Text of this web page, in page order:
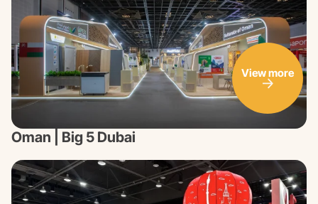
Oman | Big 5 Dubai
View more